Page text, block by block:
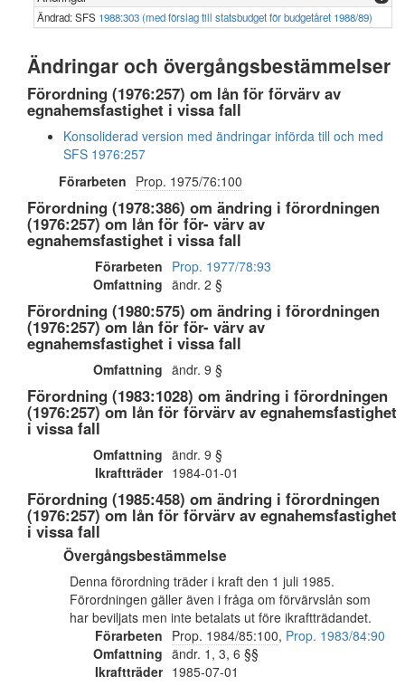
Ändrad: SFS 1988:303 (med förslag till statsbudget för budgetåret 1988/89)
Ändringar och övergångsbestämmelser
Förordning (1976:257) om lån för förvärv av
egnahemsfastighet i vissa fall
Konsoliderad version med ändringar införda till och med
SFS 1976:257
Förarbeten Prop. 1975/76:100
Förordning (1978:386) om ändring i förordningen
(1976:257) om lån för för- värv av
egnahemsfastighet i vissa fall
Förarbeten Prop. 1977/78:93
Omfattning ändr. 2 §
Förordning (1980:575) om ändring i förordningen
(1976:257) om lån för för- värv av
egnahemsfastighet i vissa fall
Omfattning ändr. 9 §
Förordning (1983:1028) om ändring i förordningen
(1976:257) om lån för förvärv av egnahemsfastighet
i vissa fall
Omfattning ändr. 9 §
Ikraftträder 1984-01-01
Förordning (1985:458) om ändring i förordningen
(1976:257) om lån för förvärv av egnahemsfastighet
i vissa fall
Övergångsbestämmelse
Denna förordning träder i kraft den 1 juli 1985.
Förordningen gäller även i fråga om förvärvslån som
har beviljats men inte betalats ut före ikraftträdandet.
Förarbeten Prop. 1984/85:100, Prop. 1983/84:90
Omfattning ändr. 1, 3, 6 §§
Ikraftträder 1985-07-01